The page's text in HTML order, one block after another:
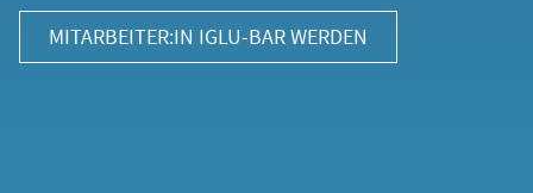
MITARBEITER:IN IGLU-BAR WERDEN